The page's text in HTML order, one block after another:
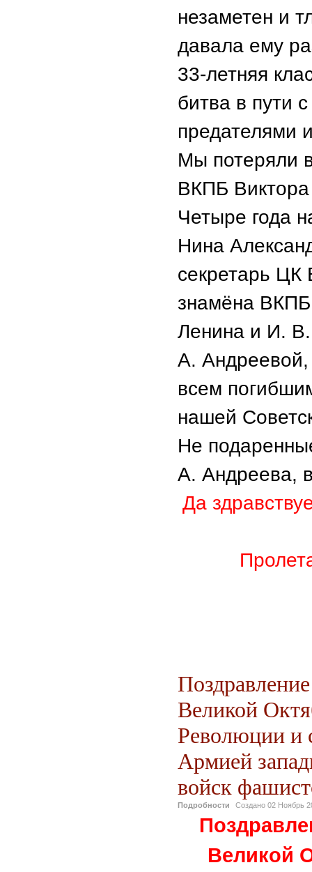
незаметен и
давала ему
33-летняя
битва в пути
предателями
Мы потеряли
ВКПБ
Четыре года
Нина
секретарь
знамёна
Ленина и И.
А.
всем
нашей
Не
А. Андреева,
Да
Великой
Революции и
Армией
войск
Подробности Создано 02 Ноябрь
Великой